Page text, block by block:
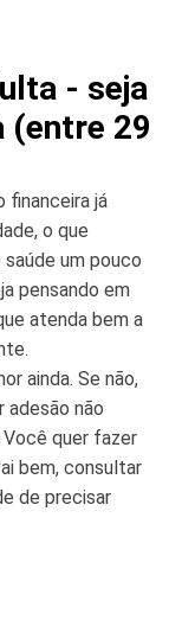
- seja
(entre 29
financeira já
o que
um pouco
pensando em
atenda bem a
ainda. Se não,
adesão não
quer fazer
bem, consultar
de precisar